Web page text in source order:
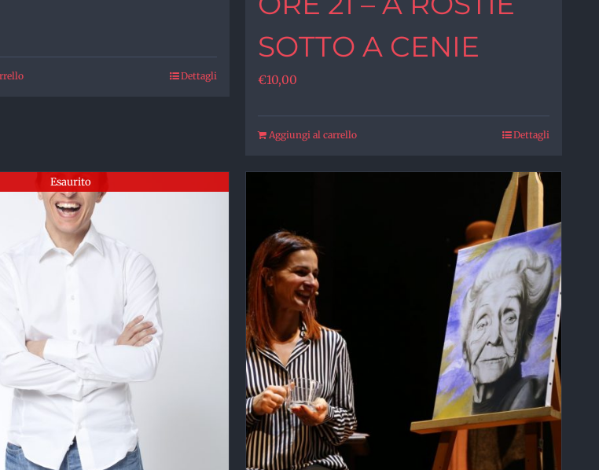
Dettagli
SOTTO A CENIE
€10,00
Aggiungi al carrello Dettagli
Esaurito